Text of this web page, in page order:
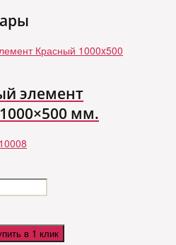
элемент
мм.
в 1 клик